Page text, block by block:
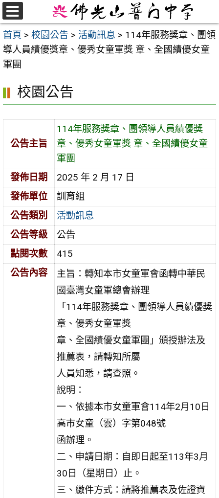
跳
至
主
要
內
首頁 > 校園公告 > 活動訊息 > 114年服務獎章、團領
導人員績優獎章、優秀女童軍獎 章、全國績優女童
軍團
校園公告
公告主旨
114年服務獎章、團領導人員績優獎
章、優秀女童軍獎 章、全國績優女童
軍團
發佈日期
2025 年 2 月 17 日
發佈單位
訓育組
公告類別
活動訊息
公告等級
公告
點閱次數
415
公告內容
主旨：轉知本市女童軍會函轉中華民
國臺灣女童軍總會辦理
「114年服務獎章、團領導人員績優獎
章、優秀女童軍獎
章、全國績優女童軍團」頒授辦法及
推薦表，請轉知所屬
人員知悉，請查照。
說明：
一、依據本市女童軍會114年2月10日
高市女童（雲）字第048號
函辦理。
二、申請日期：自即日起至113年3月
30日（星期日）止。
三、繳件方式：請將推薦表及佐證資
選
單